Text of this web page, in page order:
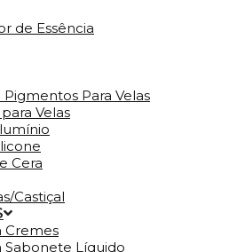
de Essência
Para Velas
Velas
Cera
Castiçal
Cremes
Sabonete Líquido